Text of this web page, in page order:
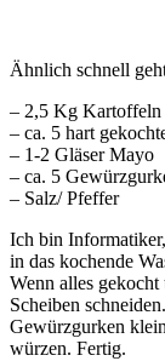
Ähnlich schnell
– 2,5 Kg Kartoffeln
– ca. 5 hart
– 1-2 Gläser Mayo
– ca. 5
– Salz/ Pfeffer
Ich bin
in das kochende
Wenn alles
Scheiben
Gewürzgurken
würzen. Fertig.